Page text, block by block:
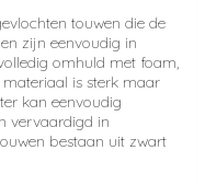
touwen die de
zijn eenvoudig in
omhuld met foam,
is sterk maar
kan eenvoudig
vervaardigd in
bestaan uit zwart